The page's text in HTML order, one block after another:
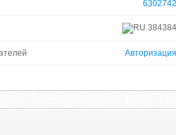
6302742
384384
Авторизация